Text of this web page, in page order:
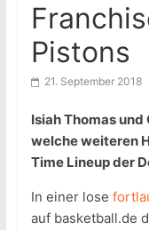
Pistons
21. September 2018
Isiah Thomas
welche weiteren
Time Lineup der
In einer lose
auf basketball.de